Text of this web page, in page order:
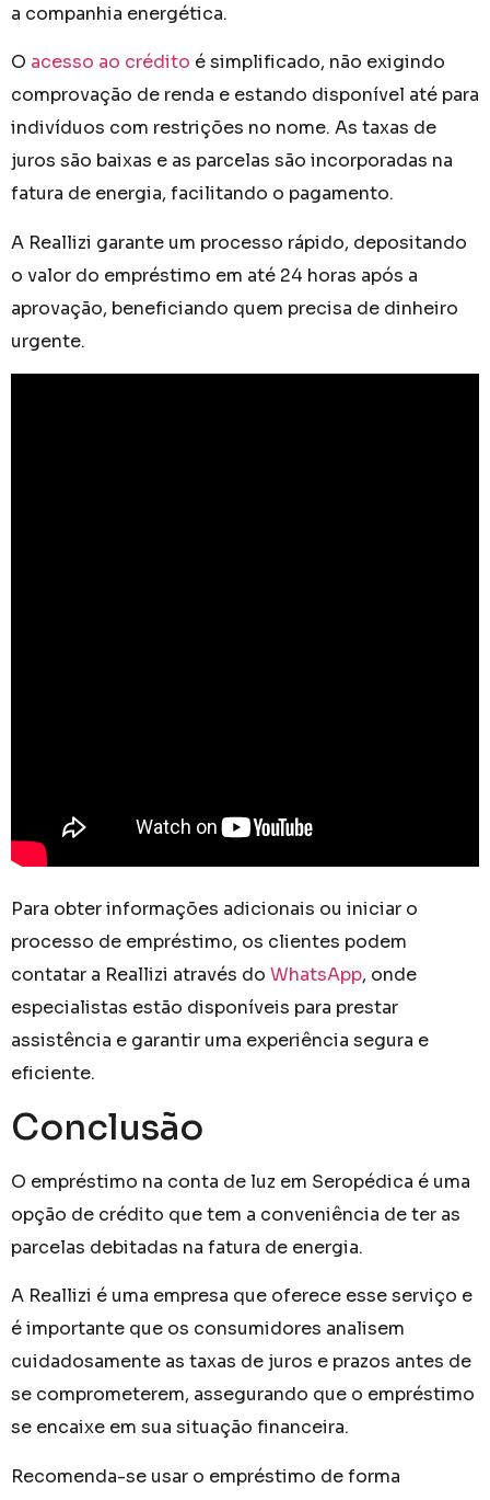
a companhia energética.
O acesso ao crédito é simplificado, não exigindo
comprovação de renda e estando disponível até para
indivíduos com restrições no nome. As taxas de
juros são baixas e as parcelas são incorporadas na
fatura de energia, facilitando o pagamento.
A Reallizi garante um processo rápido, depositando
o valor do empréstimo em até 24 horas após a
aprovação, beneficiando quem precisa de dinheiro
urgente.
Para obter informações adicionais ou iniciar o
processo de empréstimo, os clientes podem
contatar a Reallizi através do WhatsApp, onde
especialistas estão disponíveis para prestar
assistência e garantir uma experiência segura e
eficiente.
Conclusão
O empréstimo na conta de luz em Seropédica é uma
opção de crédito que tem a conveniência de ter as
parcelas debitadas na fatura de energia.
A Reallizi é uma empresa que oferece esse serviço e
é importante que os consumidores analisem
cuidadosamente as taxas de juros e prazos antes de
se comprometerem, assegurando que o empréstimo
se encaixe em sua situação financeira.
Recomenda-se usar o empréstimo de forma